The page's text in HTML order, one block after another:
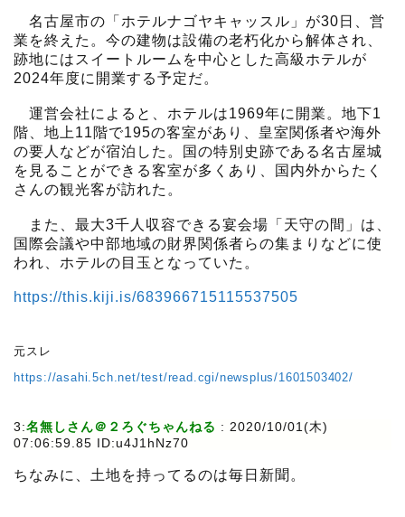
名古屋市の「ホテルナゴヤキャッスル」が30日、営
業を終えた。今の建物は設備の老朽化から解体され、
跡地にはスイートルームを中心とした高級ホテルが
2024年度に開業する予定だ。
運営会社によると、ホテルは1969年に開業。地下1
階、地上11階で195の客室があり、皇室関係者や海外
の要人などが宿泊した。国の特別史跡である名古屋城
を見ることができる客室が多くあり、国内外からたく
さんの観光客が訪れた。
また、最大3千人収容できる宴会場「天守の間」は、
国際会議や中部地域の財界関係者らの集まりなどに使
われ、ホテルの目玉となっていた。
https://this.kiji.is/683966715115537505
元スレ
https://asahi.5ch.net/test/read.cgi/newsplus/1601503402/
3:名無しさん＠２ろぐちゃんねる : 2020/10/01(木)
07:06:59.85 ID:u4J1hNz70
ちなみに、土地を持ってるのは毎日新聞。